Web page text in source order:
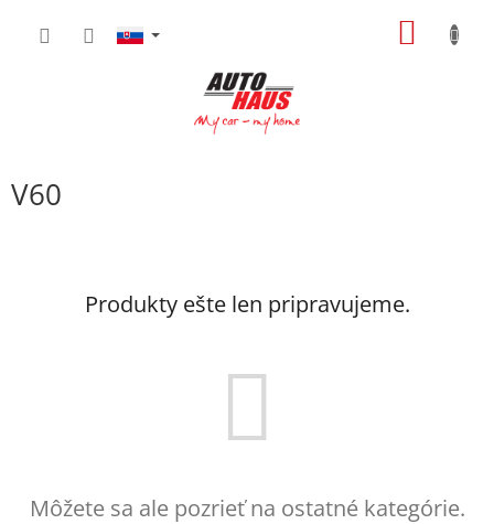
V60
Produkty ešte len pripravujeme.
Môžete sa ale pozrieť na ostatné kategórie.